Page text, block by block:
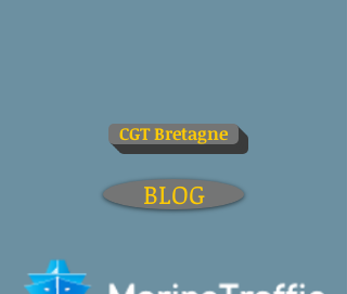
CGT Bretagne
BLOG